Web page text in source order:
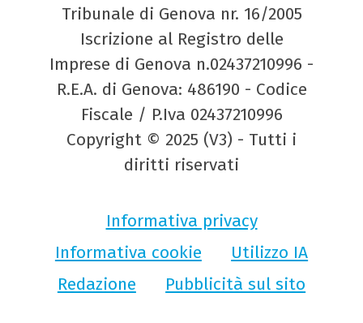
Tribunale di Genova nr. 16/2005
Iscrizione al Registro delle
Imprese di Genova n.02437210996 -
R.E.A. di Genova: 486190 - Codice
Fiscale / P.Iva 02437210996
Copyright © 2025 (V3) - Tutti i
diritti riservati
Informativa privacy
Informativa cookie
Utilizzo IA
Redazione
Pubblicità sul sito